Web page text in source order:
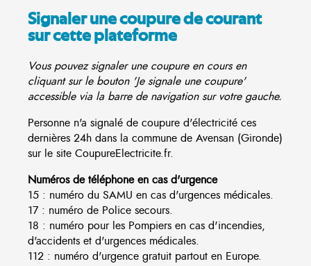
Signaler une coupure de courant
sur cette plateforme
Vous pouvez signaler une coupure en cours en
cliquant sur le bouton 'Je signale une coupure'
accessible via la barre de navigation sur votre gauche.
Personne n'a signalé de coupure d'électricité ces
dernières 24h dans la commune de Avensan (Gironde)
sur le site CoupureElectricite.fr.
Numéros de téléphone en cas d'urgence
15 : numéro du SAMU en cas d'urgences médicales.
17 : numéro de Police secours.
18 : numéro pour les Pompiers en cas d'incendies,
d'accidents et d'urgences médicales.
112 : numéro d'urgence gratuit partout en Europe.